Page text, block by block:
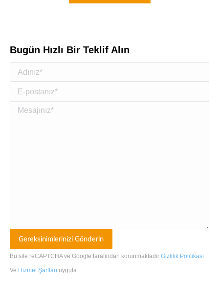
Bugün Hızlı Bir Teklif Alın
Bu site reCAPTCHA ve Google tarafından korunmaktadır Gizlilik Politikası
Ve Hizmet Şartları uygula.